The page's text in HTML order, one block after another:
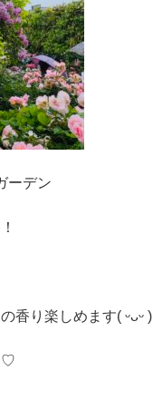
ーデン
香り楽しめます( ᵕᴗᵕ
♡